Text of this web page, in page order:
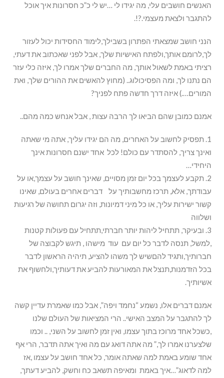
האנשים חושבים עלי, מה יגידו לי …יש לי כ”כ חסרונות איך אוכל
להתגבר ולצאת מעצמי.?!.
הנני חושב שמצאתי הפתרון בשבילך,לימוד החסידות יכול לעזור
לך,לרומם אותך,ולפתח האישיות שלך, אבל לפני שאכתוב את דעתי,
רציתי באמת לשאול אותך, מה החברים שלך אמרו לך, איזה כלי עזר
הם נתנו לך, ומה הפסיכולוג.. (מחוץ להאשים את ההורים שלך, ואת
המורים….) איזה דרך חדשה פתח לפניך?
אמנם כמובן שהם הביאו לך הרבה עצות , אבל אנחש כמה מהם..
1. תפסיק לחשוב על האחרים, מה הם יגידו עליך, אתה מי שאתה
ואינך צריך, להסתדר עם כולם! לכל אחד ישנם חסרונות אינך
היחידי…
2. תקבע לעצמך בכל יום זמן מסויים, שאינך חושב על עצמך,או על
עבודתך, אלא, תרכז מחשבותיך על דברים אחרים בעולם, שאינו
קשור ישירות עליך, או כל מיני דמיונות, וזה יגרום תחושה של רגיעות
ושלווה
3. ובעיקר, תתחיל ליהות יותר חברתי,תתחיל עם פעולות קטנות
,למשל, תנסה לדבר כל יום עם עוד מישהו , תיגש לקבוצה של
חברותיך,ותגיד להםשיש לך משהו להציע, תיהיה הראשון לדבר
בכל הזדמנות,תנצל את המאורעות להביע את דעותיך,ולחשוף את
אשיותיך.
אמנם דברים אלו, נשמע “נחמד ויפה”, אבל כמו שאמרת עדיין קשה
לך להתגבר על המצב האישי.. הרי המציאות של העולם שלנו
,כשכל אחד מרוכז בתוך עצמו, ואין זמן לחשוב על השני, .. וכמו
שלצערנו אמרו לך,” מה אתה דואג עם מה ואיך אתה תדבר, הרי אף
אחד שומע באמת למה שאתה אומר, כל אחד חושב על עצמו ,אז
למה לדאוג”…איך באמת ומאיפה תשאב כח וחשק, להביע דעתך,